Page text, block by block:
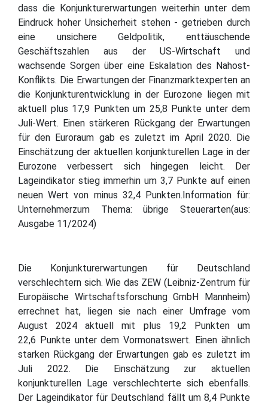
dass die Konjunkturerwartungen weiterhin unter dem
Eindruck hoher Unsicherheit stehen - getrieben durch
eine unsichere Geldpolitik, enttäuschende
Geschäftszahlen aus der US-Wirtschaft und
wachsende Sorgen über eine Eskalation des Nahost-
Konflikts. Die Erwartungen der Finanzmarktexperten an
die Konjunkturentwicklung in der Eurozone liegen mit
aktuell plus 17,9 Punkten um 25,8 Punkte unter dem
Juli-Wert. Einen stärkeren Rückgang der Erwartungen
für den Euroraum gab es zuletzt im April 2020. Die
Einschätzung der aktuellen konjunkturellen Lage in der
Eurozone verbessert sich hingegen leicht. Der
Lageindikator stieg immerhin um 3,7 Punkte auf einen
neuen Wert von minus 32,4 Punkten.Information für:
Unternehmerzum Thema: übrige Steuerarten(aus:
Ausgabe 11/2024)
Die Konjunkturerwartungen für Deutschland
verschlechtern sich. Wie das ZEW (Leibniz-Zentrum für
Europäische Wirtschaftsforschung GmbH Mannheim)
errechnet hat, liegen sie nach einer Umfrage vom
August 2024 aktuell mit plus 19,2 Punkten um
22,6 Punkte unter dem Vormonatswert. Einen ähnlich
starken Rückgang der Erwartungen gab es zuletzt im
Juli 2022. Die Einschätzung zur aktuellen
konjunkturellen Lage verschlechterte sich ebenfalls.
Der Lageindikator für Deutschland fällt um 8,4 Punkte